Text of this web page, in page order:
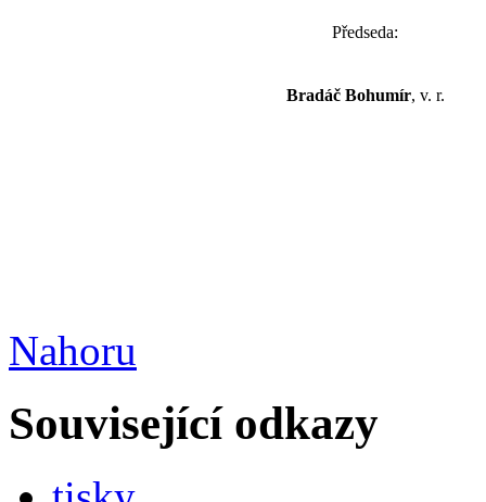
Předseda:
Bradáč Bohumír, v. r.
Nahoru
Související odkazy